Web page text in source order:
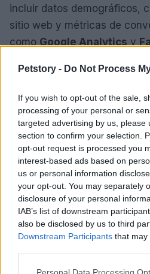
Petstory - Do Not Process
If you wish to opt-out of the sale,
processing of your personal or
targeted advertising by us, please
section to confirm your selection.
opt-out request is processed you
interest-based ads based on
us or personal information
your opt-out. You may separately
disclosure of your personal
IAB’s list of downstream
also be disclosed by us to third
Downstream Participants that may
Please note that this website/app
incluir datos demográficos,
sitio web y métricas de
como Google Analytics y
información.
Una vez que tengas la
establecerKPIclaros que
manera continua. ¿Te has
los indicadores más
más útiles incluyen el CTR,
indicadores que reflejan el
Al realizar un seguimiento
tus estrategias sobre la
customer journey.